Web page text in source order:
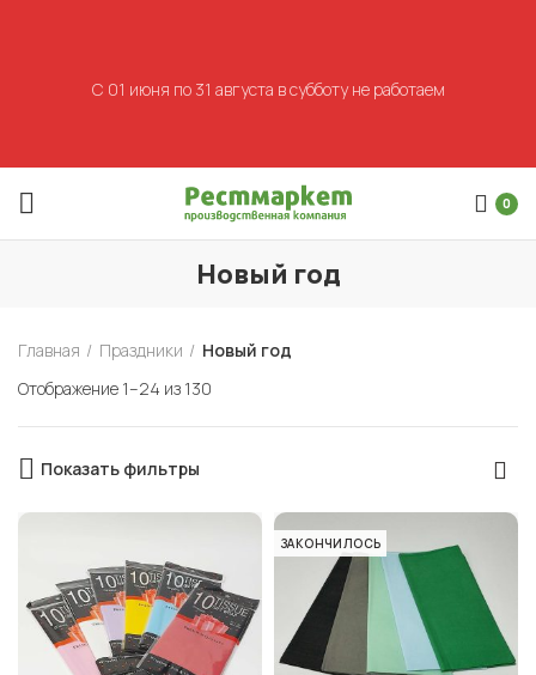
0
Новый год
Главная Праздники
Новый год
Отображение 1–24 из 130
Показать фильтры
ЗАКОНЧИЛОСЬ
С 01 июня по 31 августа в субботу не работаем